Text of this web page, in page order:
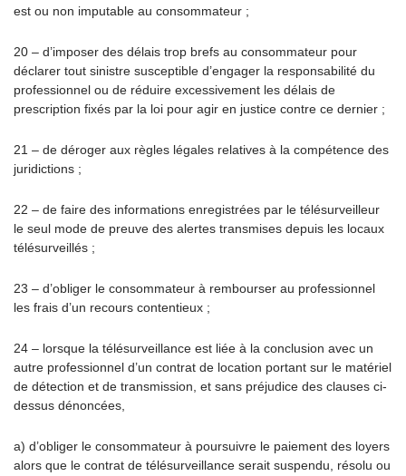
est ou non imputable au consommateur ;
20 – d’imposer des délais trop brefs au consommateur pour
déclarer tout sinistre susceptible d’engager la responsabilité du
professionnel ou de réduire excessivement les délais de
prescription fixés par la loi pour agir en justice contre ce dernier ;
21 – de déroger aux règles légales relatives à la compétence des
juridictions ;
22 – de faire des informations enregistrées par le télésurveilleur
le seul mode de preuve des alertes transmises depuis les locaux
télésurveillés ;
23 – d’obliger le consommateur à rembourser au professionnel
les frais d’un recours contentieux ;
24 – lorsque la télésurveillance est liée à la conclusion avec un
autre professionnel d’un contrat de location portant sur le matériel
de détection et de transmission, et sans préjudice des clauses ci-
dessus dénoncées,
a) d’obliger le consommateur à poursuivre le paiement des loyers
alors que le contrat de télésurveillance serait suspendu, résolu ou